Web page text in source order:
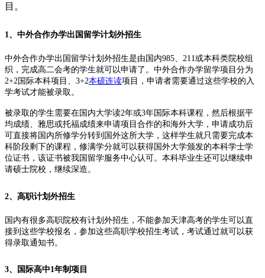
目。
1、中外合作办学出国留学计划外招生
中外合作办学出国留学计划外招生是由国内985、211或本科类院校组
织，完成高二会考的学生就可以申请了。中外合作办学留学项目分为
2+2国际本科项目、3+2本硕连读项目，申请者需要通过这些学校的入
学考试才能被录取。
被录取的学生需要在国内大学读2年或3年国际本科课程，然后根据平
均成绩、雅思或托福成绩来申请项目合作的和海外大学，申请成功后
可直接将国内所修学分转到国外这所大学，这样学生就只需要完成本
科阶段剩下的课程，修满学分就可以获得国外大学颁发的本科学士学
位证书，该证书被我国留学服务中心认可。本科毕业生还可以继续申
请硕士院校，继续深造。
2、高职计划外招生
国内有很多高职院校有计划外招生，不能参加天津高考的学生可以直
接到这些学校报名，参加这些高职学校招生考试，考试通过就可以获
得录取通知书。
3、国际高中1年制项目